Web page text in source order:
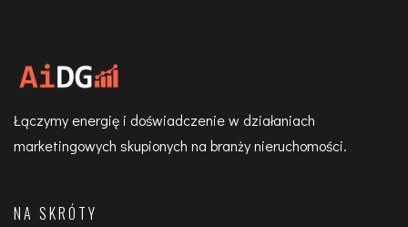
Łączymy energię i doświadczenie w działaniach
marketingowych skupionych na branży nieruchomości.
NA SKRÓTY